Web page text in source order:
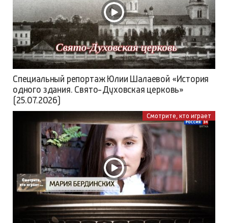
Специальный репортаж Юлии Шалаевой «История
одного здания. Свято-Духовская церковь»
(25.07.2026)
Смотрите, кто играет